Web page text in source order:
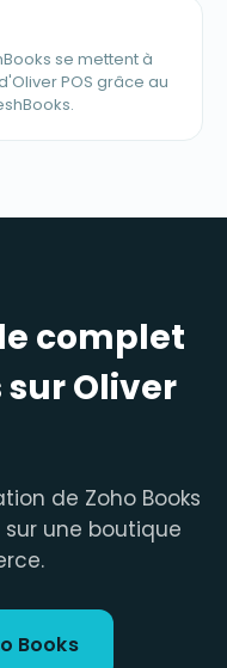
se mettent à
POS grâce au
complet
sur Oliver
de Zoho Books
sur une boutique
Books